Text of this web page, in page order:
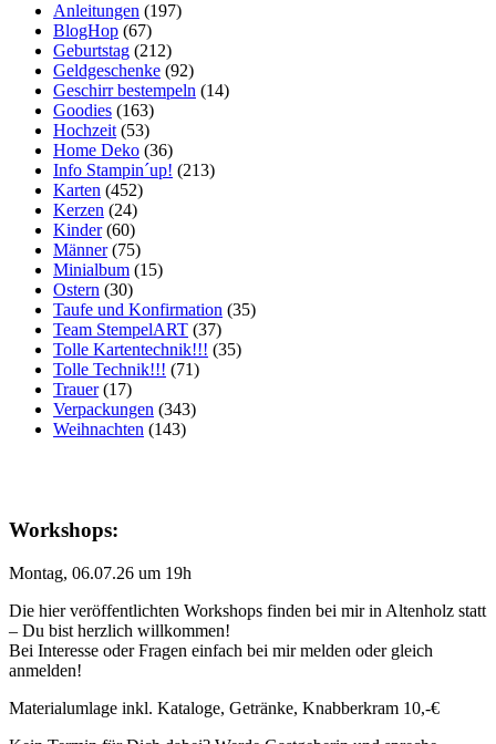
Anleitungen (197)
BlogHop (67)
Geburtstag (212)
Geldgeschenke (92)
Geschirr bestempeln (14)
Goodies (163)
Hochzeit(53)
Home Deko (36)
Info Stampin´up! (213)
Karten (452)
Kerzen (24)
Kinder(60)
Männer(75)
Minialbum (15)
Ostern (30)
Taufe und Konfirmation (35)
Team StempelART (37)
Tolle Kartentechnik!!! (35)
Tolle Technik!!! (71)
Trauer(17)
Verpackungen (343)
Weihnachten (143)
Workshops:
Montag, 06.07.26 um 19h
Die hier veröffentlichten Workshops finden bei mir in Altenholz statt
– Du bist herzlich willkommen!
Bei Interesse oder Fragen einfach bei mir melden oder gleich
anmelden!
Materialumlage inkl. Kataloge, Getränke, Knabberkram 10,-€